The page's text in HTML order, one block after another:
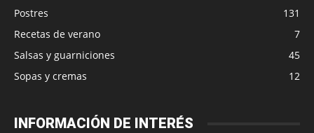
Postres
131
Recetas de verano
7
Salsas y guarniciones
45
Sopas y cremas
12
INFORMACIÓN DE INTERÉS